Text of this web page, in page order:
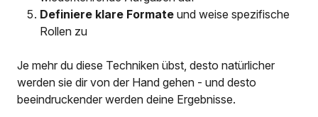
Definiere klare Formate und weise spezifische
Rollen zu
Je mehr du diese Techniken übst, desto natürlicher
werden sie dir von der Hand gehen - und desto
beeindruckender werden deine Ergebnisse.